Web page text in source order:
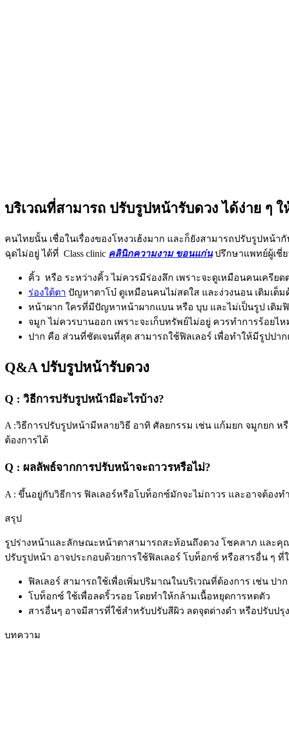
บริเวณที่สามารถ ปรับรูปหน้ารับดวง ได้ง่าย ๆ
คนไทยนั้น เชื่อในเรื่องของโหงวเฮ้งมาก และก็ยังสามารถปรับรูปหน้า
ฉุดไม่อยู่ ได้ที่ Class clinic คลินิกความงาม ขอนแก่นปรึกษาแพทย์ผู้เชี่
คิ้ว หรือ ระหว่างคิ้ว ไม่ควรมีร่องลึก เพราะจะดูเหมือนคนเครีย
ร่องใต้ตา ปัญหาตาโบ๋ ดูเหมือนคนไม่สดใส และง่วงนอน เติมเต็ม
หน้าผาก ใครที่มีปัญหาหน้าผากแบน หรือ บุบ และไม่เป็นรูป เติมฟิ
จมูก ไม่ควรบานออก เพราะจะเก็บทรัพย์ไม่อยู่ ควรทำการร้อยไ
ปาก คือ ส่วนที่ชัดเจนที่สุด สามารถใช้ฟิลเลอร์ เพื่อทำให้มีรูปปาก
Q&A ปรับรูปหน้ารับดวง
Q : วิธีการปรับรูปหน้ามีอะไรบ้าง?
A :วิธีการปรับรูปหน้ามีหลายวิธี อาทิ ศัลยกรรม เช่น แก้มยก จมูกยก ห
ต้องการได้
Q : ผลลัพธ์จากการปรับหน้าจะถาวรหรือไม่?
A : ขึ้นอยู่กับวิธีการ ฟิลเลอร์หรือโบท็อกซ์มักจะไม่ถาวร และอาจต้อง
สรุป
รูปร่างหน้าและลักษณะหน้าตาสามารถสะท้อนถึงดวง โชคลาภ และ
ปรับรูปหน้า อาจประกอบด้วยการใช้ฟิลเลอร์ โบท็อกซ์ หรือสารอื่น ๆ
ฟิลเลอร์ สามารถใช้เพื่อเพิ่มปริมาณในบริเวณที่ต้องการ เช่น ปา
โบท็อกซ์ ใช้เพื่อลดริ้วรอย โดยทำให้กล้ามเนื้อหยุดการหดตัว
สารอื่นๆ อาจมีสารที่ใช้สำหรับปรับสีผิว ลดจุดด่างดำ หรือปรับปรุ
บทความ